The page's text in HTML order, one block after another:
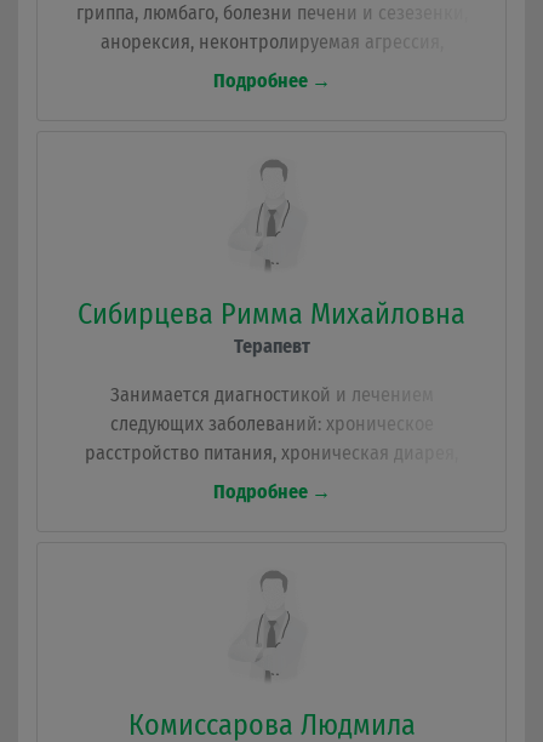
гриппа, люмбаго, болезни печени и сезезенки,
анорексия, неконтролируемая агрессия,
лекарственные ингаляции, пищевое отравление.
Подробнее →
Сибирцева Римма Михайловна
Терапевт
Занимается диагностикой и лечением
следующих заболеваний: хроническое
расстройство питания, хроническая диарея,
неконтролируемая агрессия, Хронический колит,
лекарственные поражения печени, нарушения
Баррета), эзофагиты, лекарственная аллергия.
Подробнее →
Комиссарова Людмила